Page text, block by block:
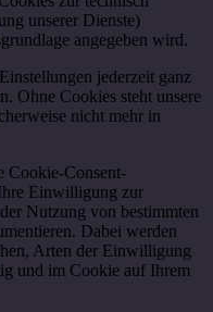
unserer Dienste)
angegeben wird.
jederzeit ganz
Ohne Cookies steht unsere
nicht mehr in
Cookie-Consent-
Einwilligung zur
Nutzung von bestimmten
Dabei werden
Arten der Einwilligung
und im Cookie auf Ihrem